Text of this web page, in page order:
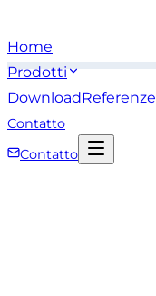
Home
Prodotti
DownloadReferenze
Contatto
Contatto